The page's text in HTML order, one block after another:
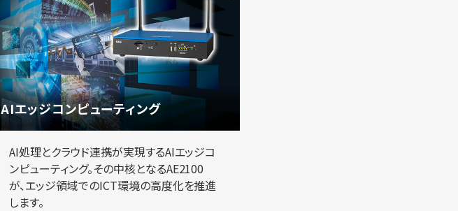
AIエッジコンピューティング
AI処理とクラウド連携が実現するAIエッジコ
ンピューティング。その中核となるAE2100
が、エッジ領域でのICT環境の高度化を推進
します。